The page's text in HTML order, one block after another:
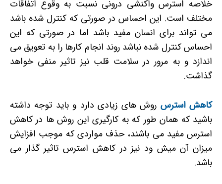
خلاصه استرس واکنشی درونی نسبت به وقوع اتفاقات
مختلف است. این احساس در صورتی که کنترل شده باشد
می تواند برای انسان مفید باشد اما در صورتی که این
احساس کنترل شده نباشد روند انجام کارها را به تعویق می
اندازد و به مرور در سلامت قلب نیز تاثیر منفی خواهد
گذاشت.
کاهش استرس روش های زیادی دارد و باید توجه داشته
باشید که همان طور که به کارگیری این روش ها در کاهش
استرس مفید می باشند، حذف مواردی که موجب افزایش
میزان آن میش ود نیز در کاهش استرس تاثیر گذار می
باشد.